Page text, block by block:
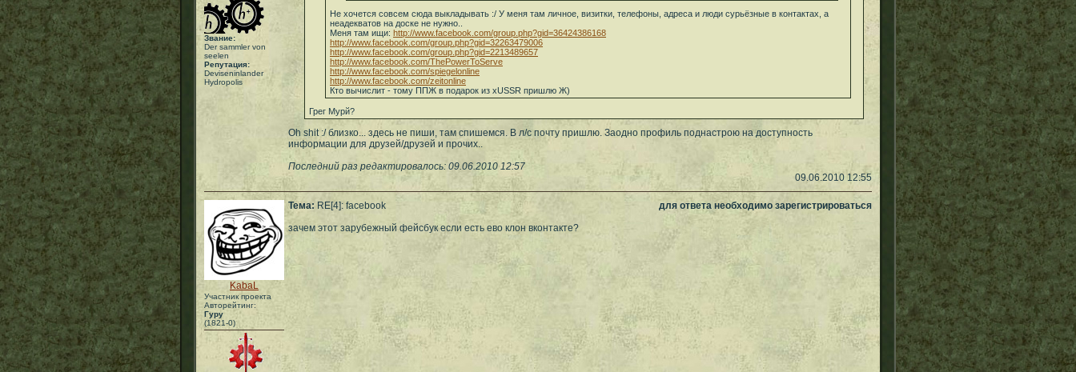
Звание:
Der sammler von
seelen
Репутация:
Deviseninlander
Hydropolis
Не хочется совсем сюда выкладывать :/ У меня там личное, визитки, телефоны, адреса и люди сурьёзные в контактах, а
неадекватов на доске не нужно..
Меня там ищи: http://www.facebook.com/group.php?gid=36424386168
http://www.facebook.com/group.php?gid=32263479006
http://www.facebook.com/group.php?gid=2213489657
http://www.facebook.com/ThePowerToServe
http://www.facebook.com/spiegelonline
http://www.facebook.com/zeitonline
Кто вычислит - тому ППЖ в подарок из xUSSR пришлю Ж)
Грег Мурй?
Oh shit :/ близко... здесь не пиши, там спишемся. В л/c почту пришлю. Заодно профиль поднастрою на доступность
информации для друзей/друзей и прочих..
Последний раз редактировалось: 09.06.2010 12:57
09.06.2010 12:55
KabaL
Участник проекта
Авторейтинг:
Гуру
(1821-0)
Тема: RE[4]: facebook
для ответа необходимо зарегистрироваться
зачем этот зарубежный фейсбук если есть ево клон вконтакте?